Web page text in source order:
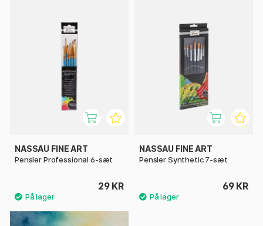
NASSAU FINE ART
Pensler Professional 6-sæt
29 KR
NASSAU FINE ART
Pensler Synthetic 7-sæt
69 KR